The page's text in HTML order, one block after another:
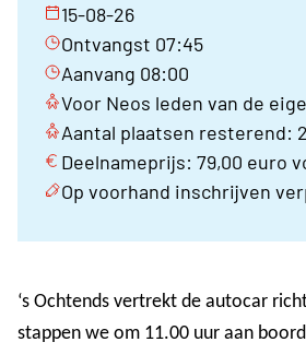
15-08-26
Ontvangst 07:45
Aanvang 08:00
Voor Neos leden van de
Aantal plaatsen resterend:
Deelnameprijs: 79,00 euro
Op voorhand inschrijven
‘s Ochtends vertrekt de autocar
stappen we om 11.00 uur aan